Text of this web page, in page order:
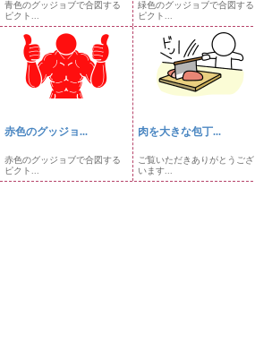
青色のグッジョブで合図する
ピクト...
緑色のグッジョブで合図する
ピクト...
赤色のグッジョ...
赤色のグッジョブで合図する
ピクト...
肉を大きな包丁...
ご覧いただきありがとうござ
います...